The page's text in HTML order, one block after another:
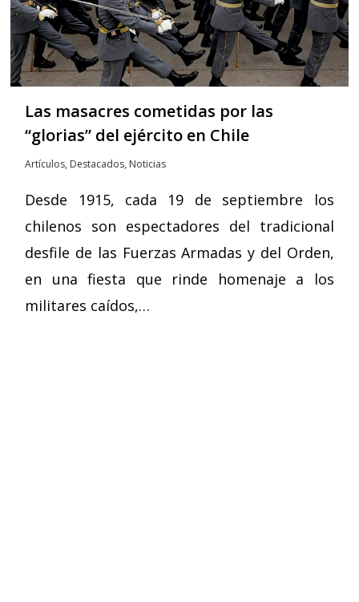
Las masacres cometidas por las
“glorias” del ejército en Chile
Artículos, Destacados, Noticias
Desde 1915, cada 19 de septiembre los
chilenos son espectadores del tradicional
desfile de las Fuerzas Armadas y del Orden,
en una fiesta que rinde homenaje a los
militares caídos,…